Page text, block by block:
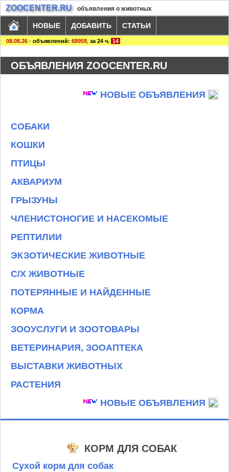
ZOOCENTER.RU объявления о животных
НОВЫЕ ДОБАВИТЬ СТАТЬИ
08.08.26 - объявлений: 68959 за 24 ч. 14
ОБЪЯВЛЕНИЯ ZOOCENTER.RU
НОВЫЕ ОБЪЯВЛЕНИЯ
СОБАКИ
КОШКИ
ПТИЦЫ
АКВАРИУМ
ГРЫЗУНЫ
ЧЛЕНИСТОНОГИЕ И НАСЕКОМЫЕ
РЕПТИЛИИ
ЭКЗОТИЧЕСКИЕ ЖИВОТНЫЕ
С/Х ЖИВОТНЫЕ
ПОТЕРЯННЫЕ И НАЙДЕННЫЕ
КОРМА
ЗООУСЛУГИ И ЗООТОВАРЫ
ВЕТЕРИНАРИЯ, ЗООАПТЕКА
ВЫСТАВКИ ЖИВОТНЫХ
РАСТЕНИЯ
НОВЫЕ ОБЪЯВЛЕНИЯ
КОРМ ДЛЯ СОБАК
Сухой корм для собак